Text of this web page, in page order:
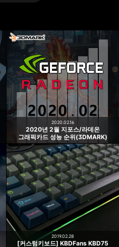
2020년 2월 지포스/라데온
그래픽카드 성능 순위(3DMARK)
2020.02.16
[커스텀키보드] KBDFans KBD75
2019.02.28